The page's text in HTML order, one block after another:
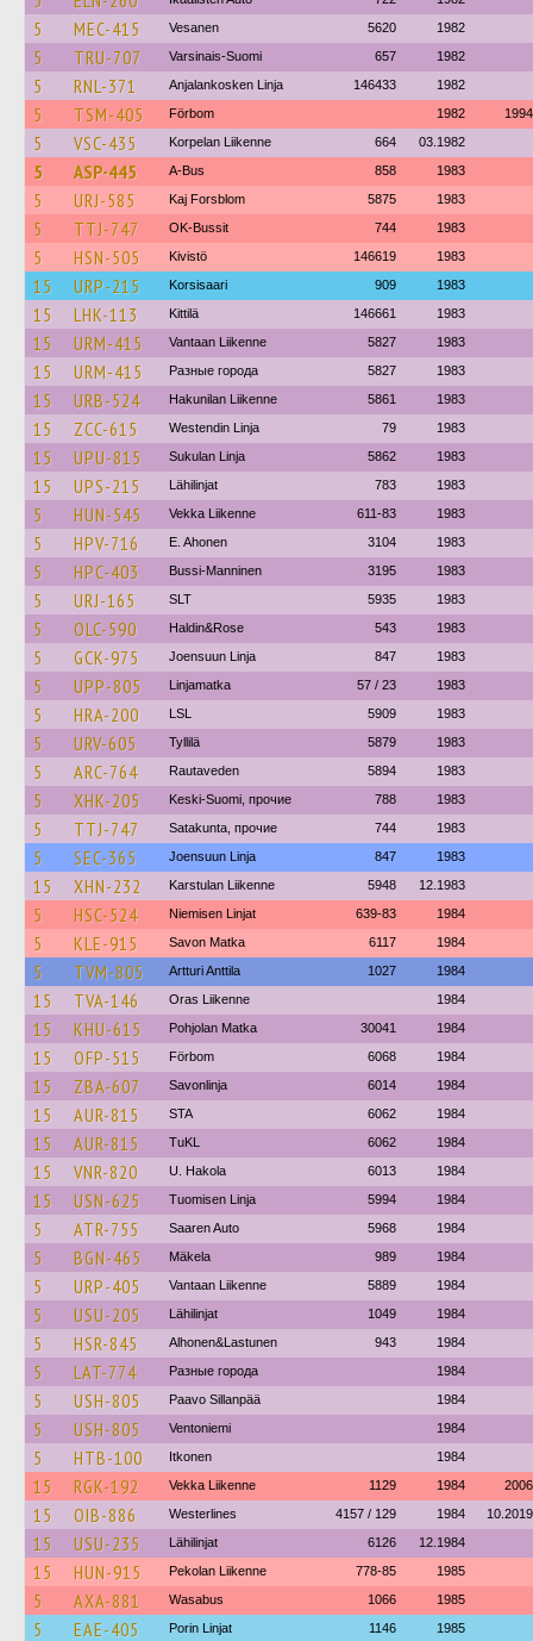
5 MEC-415 Vesanen 5620 1982
5 TRU-707 Varsinais-Suomi 657 1982
5 RNL-371 Anjalankosken Linja 146433 1982
5 TSM-405 Förbom 1982 1994
5 VSC-435 Korpelan Liikenne 664 03.1982
5 ASP-445 A-Bus 858 1983
5 URJ-585 Kaj Forsblom 5875 1983
5 TTJ-747 OK-Bussit 744 1983
5 HSN-505 Kivistö 146619 1983
15 URP-215 Korsisaari 909 1983
15 LHK-113 Kittilä 146661 1983
15 URM-415 Vantaan Liikenne 5827 1983
15 URM-415 Разные города 5827 1983
15 URB-524 Hakunilan Liikenne 5861 1983
15 ZCC-615 Westendin Linja 79 1983
15 UPU-815 Sukulan Linja 5862 1983
15 UPS-215 Lähilinjat 783 1983
5 HUN-545 Vekka Liikenne 611-83 1983
5 HPV-716 E. Ahonen 3104 1983
5 HPC-403 Bussi-Manninen 3195 1983
5 URJ-165 SLT 5935 1983
5 OLC-590 Haldin&Rose 543 1983
5 GCK-975 Joensuun Linja 847 1983
5 UPP-805 Linjamatka 57 / 23 1983
5 HRA-200 LSL 5909 1983
5 URV-605 Tyllilä 5879 1983
5 ARC-764 Rautaveden 5894 1983
5 XHK-205 Keski-Suomi, прочие 788 1983
5 TTJ-747 Satakunta, прочие 744 1983
5 SEC-365 Joensuun Linja 847 1983
15 XHN-232 Karstulan Liikenne 5948 12.1983
5 HSC-524 Niemisen Linjat 639-83 1984
5 KLE-915 Savon Matka 6117 1984
5 TVM-805 Artturi Anttila 1027 1984
15 TVA-146 Oras Liikenne 1984
15 KHU-615 Pohjolan Matka 30041 1984
15 OFP-515 Förbom 6068 1984
15 ZBA-607 Savonlinja 6014 1984
15 AUR-815 STA 6062 1984
15 AUR-815 TuKL 6062 1984
15 VNR-820 U. Hakola 6013 1984
15 USN-625 Tuomisen Linja 5994 1984
5 ATR-755 Saaren Auto 5968 1984
5 BGN-465 Mäkela 989 1984
5 URP-405 Vantaan Liikenne 5889 1984
5 USU-205 Lähilinjat 1049 1984
5 HSR-845 Alhonen&Lastunen 943 1984
5 LAT-774 Разные города 1984
5 USH-805 Paavo Sillanpää 1984
5 USH-805 Ventoniemi 1984
5 HTB-100 Itkonen 1984
15 RGK-192 Vekka Liikenne 1129 1984 2006
15 OIB-886 Westerlines 4157 / 129 1984 10.2019
15 USU-235 Lähilinjat 6126 12.1984
15 HUN-915 Pekolan Liikenne 778-85 1985
5 AXA-881 Wasabus 1066 1985
5 EAE-405 Porin Linjat 1146 1985